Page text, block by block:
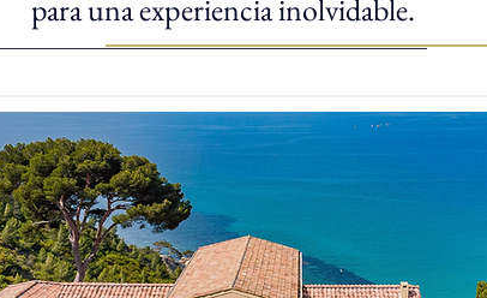
para una experiencia inolvidable.